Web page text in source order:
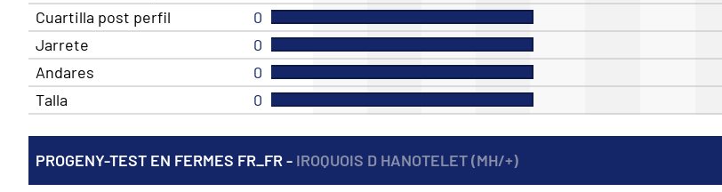
Cuartilla post perfil
0
Jarrete
0
Andares
0
Talla
0
PROGENY-TEST EN FERMES FR_FR - IROQUOIS D HANOTELET (MH/+)